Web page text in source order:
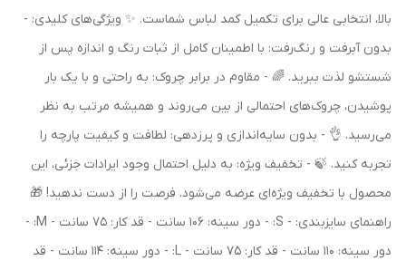
بالا، انتخابی عالی برای تکمیل کمد لباس شماست. ✨ ویژگی‌های کلیدی: -
بدون آبرفت و رنگ‌رفت: با اطمینان کامل از ثبات رنگ و اندازه پس از
شستشو لذت ببرید. 🌈 - مقاوم در برابر چروک: به راحتی و با یک بار
پوشیدن، چروک‌های احتمالی از بین می‌روند و همیشه مرتب به نظر
می‌رسید. 👌 - بدون سایه‌اندازی و پرزدهی: لطافت و کیفیت پارچه را
تجربه کنید. 🍃 - تخفیف ویژه: به دلیل احتمال وجود ایرادات جزئی، این
محصول با تخفیف ویژه‌ای عرضه می‌شود. فرصت را از دست ندهید! 🎁
راهنمای سایزبندی: - S: - دور سینه: 106 سانت - قد کار: 75 سانت - M: -
دور سینه: 110 سانت - قد کار: 75 سانت - L: - دور سینه: 114 سانت - قد